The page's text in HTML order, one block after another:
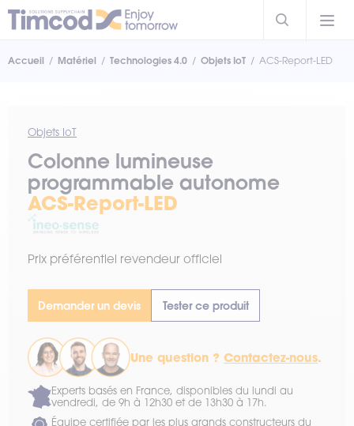
Accueil Matériel Technologies 4.0 Objets IoT ACS-Report-LED
Objets IoT
Colonne lumineuse
programmable autonome
ACS-Report-LED
Prix préférentiel revendeur officiel
Demander un devis Tester ce produit
Une question ? Contactez-nous.
Experts basés en France, disponibles du lundi au
vendredi, de 9h à 12h30 et de 13h30 à 17h.
Équipe certifiée par les plus grands constructeurs du